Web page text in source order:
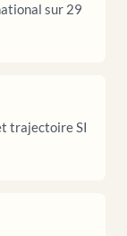
sur 29
trajectoire SI